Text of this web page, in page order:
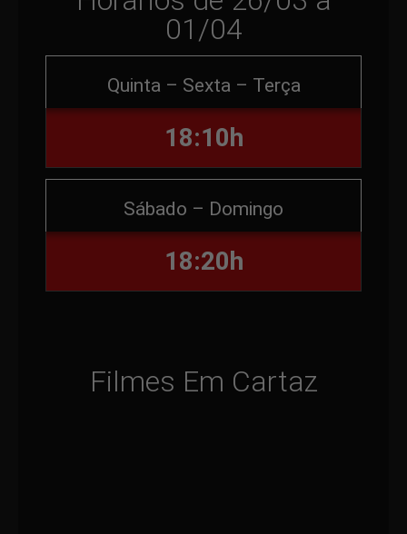
01/04
Quinta – Sexta – Terça
18:10h
Sábado – Domingo
18:20h
Filmes Em Cartaz